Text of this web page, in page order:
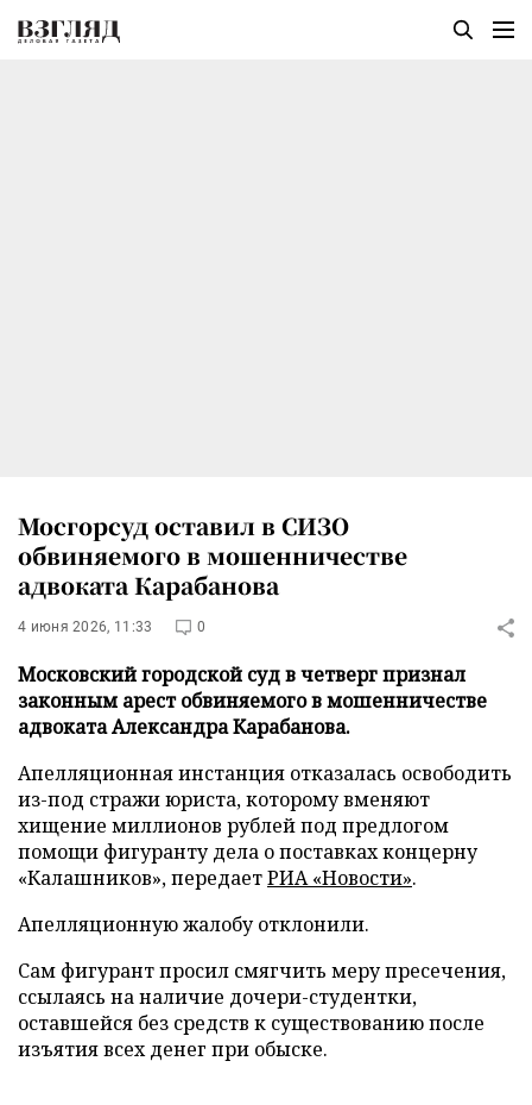
Мосгорсуд оставил в СИЗО
обвиняемого в мошенничестве
адвоката Карабанова
4 июня 2026, 11:33 0
Московский городской суд в четверг признал
законным арест обвиняемого в мошенничестве
адвоката Александра Карабанова.
Апелляционная инстанция отказалась освободить
из-под стражи юриста, которому вменяют
хищение миллионов рублей под предлогом
помощи фигуранту дела о поставках концерну
«Калашников», передаетРИА «Новости».
Апелляционную жалобу отклонили.
Сам фигурант просил смягчить меру пресечения,
ссылаясь на наличие дочери-студентки,
оставшейся без средств к существованию после
изъятия всех денег при обыске.